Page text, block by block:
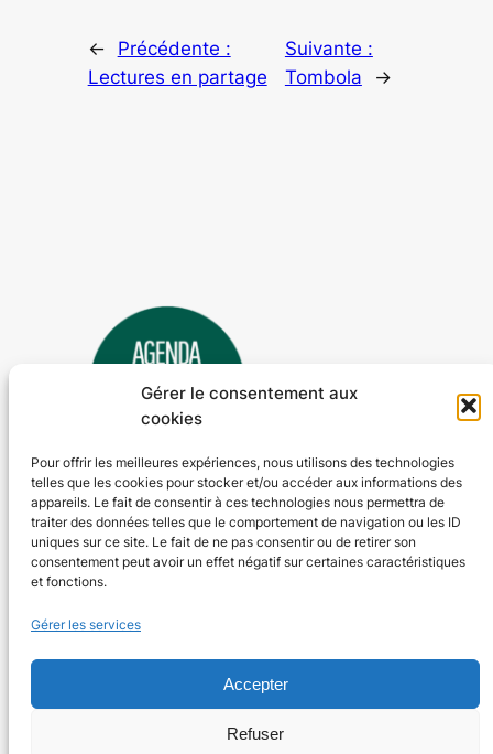
Gérer le consentement aux
cookies
Pour offrir les meilleures expériences, nous utilisons des technologies
telles que les cookies pour stocker et/ou accéder aux informations des
appareils. Le fait de consentir à ces technologies nous permettra de
traiter des données telles que le comportement de navigation ou les ID
uniques sur ce site. Le fait de ne pas consentir ou de retirer son
consentement peut avoir un effet négatif sur certaines caractéristiques
et fonctions.
Gérer les services
Accepter
Refuser
←
Précédente :
Lectures en partage
Suivante :
Tombola
→
Agenda 24
L'agenda des manifestations et activités en Dordogne
Tous les événements
Plus d’activités
S’abonner par mail
Nos valeurs
Mentions légales